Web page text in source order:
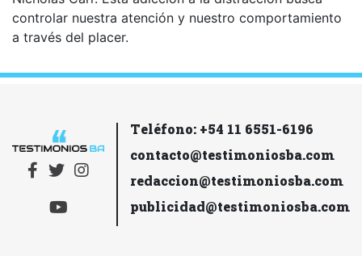
controlar nuestra atención y nuestro comportamiento
a través del placer.
Teléfono: +54 11 6551-6196
contacto@testimoniosba.com
redaccion@testimoniosba.com
publicidad@testimoniosba.com